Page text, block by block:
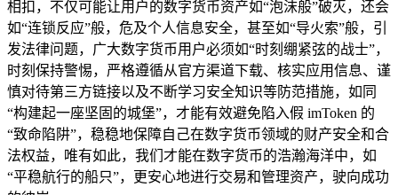
相扣，不仅可能让用户的数字货币资产如“泡沫般”破灭，还会
如“连锁反应”般，危及个人信息安全，甚至如“导火索”般，引
发法律问题，广大数字货币用户必须如“时刻绷紧弦的战士”，
时刻保持警惕，严格遵循从官方渠道下载、核实应用信息、谨
慎对待第三方链接以及不断学习安全知识等防范措施，如同
“构建起一座坚固的城堡”，才能有效避免陷入假 imToken 的
“致命陷阱”，稳稳地保障自己在数字货币领域的财产安全和合
法权益，唯有如此，我们才能在数字货币的浩瀚海洋中，如
“平稳航行的船只”，更安心地进行交易和管理资产，驶向成功